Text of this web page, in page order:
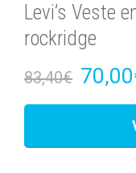
Levi’s Veste
rockridge
83,40€